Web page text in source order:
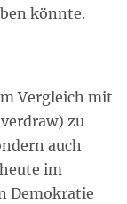
könnte.
Vergleich mit
zu
auch
im
Demokratie